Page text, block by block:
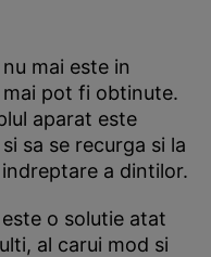
mai este in
pot fi obtinute.
aparat este
sa se recurga si la
a dintilor.
o solutie atat
al carui mod si